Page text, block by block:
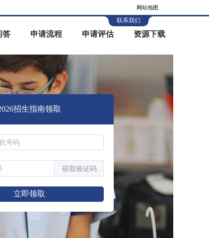
网站地图
答 申请流程 申请评估 资源下载
联系我们
招生指南领取
获取验证码
立即领取